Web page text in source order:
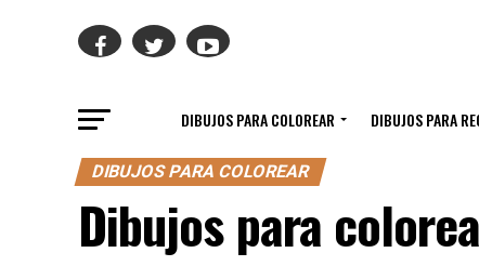
DIBUJOS PARA COLOREAR DIBUJOS PARA
DIBUJOS PARA COLOREAR
Dibujos para